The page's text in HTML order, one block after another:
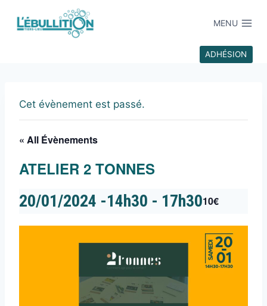
MENU
ADHÉSION
Cet évènement est passé.
« All Évènements
ATELIER 2 TONNES
20/01/2024 -14h30 - 17h3010€